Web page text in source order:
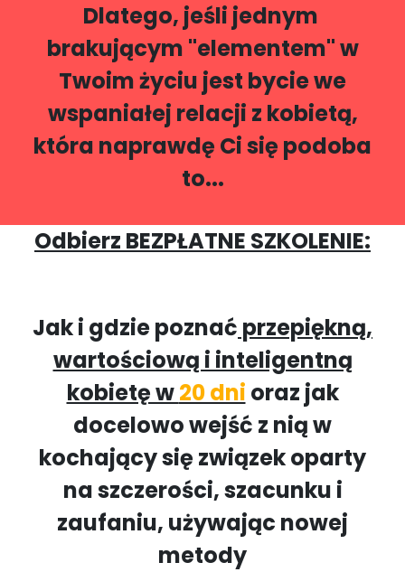
Dlatego, jeśli jednym
brakującym "elementem" w
Twoim życiu jest bycie we
wspaniałej relacji z kobietą,
która naprawdę Ci się podoba
to...
Odbierz BEZPŁATNE SZKOLENIE:
Jak i gdzie poznać przepiękną,
wartościową i inteligentną
kobietę w20 dni oraz jak
docelowo wejść z nią w
kochający się związek oparty
na szczerości, szacunku i
zaufaniu, używając nowej
metody